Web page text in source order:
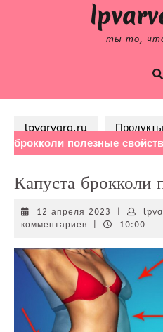
ты то,
lpvarvara.ru
брокколи полезные
Капуста брокколи
12 апреля 2023
апреля
комментариев
10:00